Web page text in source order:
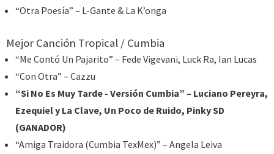
“Otra Poesía” – L-Gante & La K’onga
Mejor Canción Tropical / Cumbia
“Me Contó Un Pajarito” – Fede Vigevani, Luck Ra, Ian Lucas
“Con Otra” – Cazzu
“Si No Es Muy Tarde - Versión Cumbia” – Luciano Pereyra,
Ezequiel y La Clave, Un Poco de Ruido, Pinky SD
(GANADOR)
“Amiga Traidora (Cumbia TexMex)” – Angela Leiva